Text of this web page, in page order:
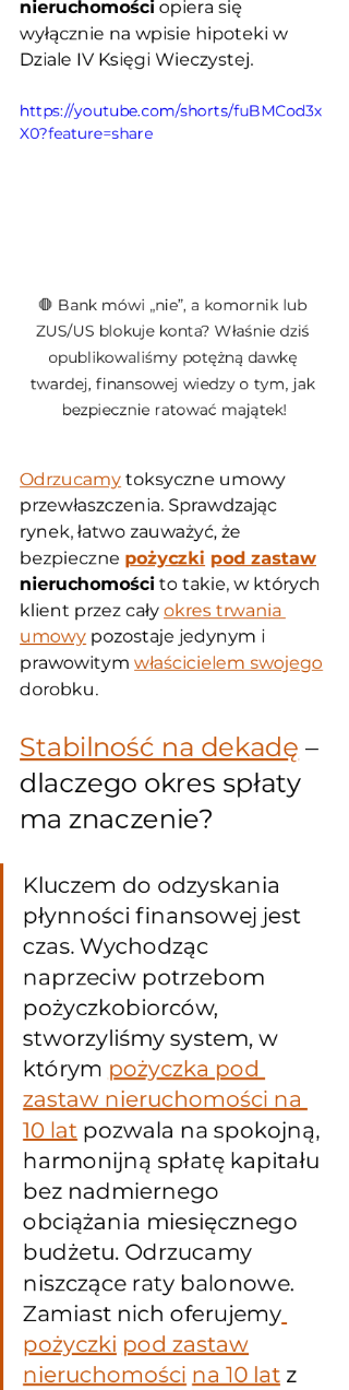
nieruchomości opiera się
wyłącznie na wpisie hipoteki w
Dziale IV Księgi Wieczystej.
https://youtube.com/shorts/fuBMCod3x
X0?feature=share
🛑 Bank mówi „nie”, a komornik lub
ZUS/US blokuje konta? Właśnie dziś
opublikowaliśmy potężną dawkę
twardej, finansowej wiedzy o tym, jak
bezpiecznie ratować majątek!
Odrzucamy toksyczne umowy
przewłaszczenia. Sprawdzając
rynek, łatwo zauważyć, że
bezpieczne pożyczki pod zastaw
nieruchomości to takie, w których
klient przez cały okres trwania
umowy pozostaje jedynym i
prawowitym właścicielem swojego
dorobku.
Stabilność na dekadę –
dlaczego okres spłaty
ma znaczenie?
Kluczem do odzyskania
płynności finansowej jest
czas. Wychodząc
naprzeciw potrzebom
pożyczkobiorców,
stworzyliśmy system, w
którym pożyczka pod
zastaw nieruchomości na
10 lat pozwala na spokojną,
harmonijną spłatę kapitału
bez nadmiernego
obciążania miesięcznego
budżetu. Odrzucamy
niszczące raty balonowe.
Zamiast nich oferujemy
pożyczki pod zastaw
nieruchomości na 10 lat z